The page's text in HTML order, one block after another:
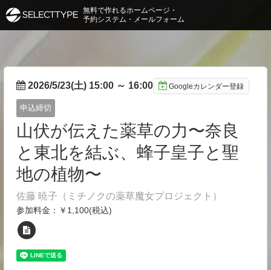
2026/5/23(土) 15:00 ～ 16:00 Googleカレンダー登録
申込締切
山伏が伝えた薬草の力〜奈良
と東北を結ぶ、蜂子皇子と聖
地の植物〜
佐藤 暁子（ミチノクの薬草魔女プロジェクト）
参加料金：￥1,100(税込)
無料で作れるホームページ・
予約システム・メールフォーム